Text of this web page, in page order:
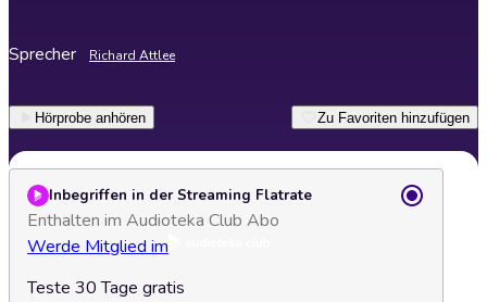
Sprecher Richard Attlee
Hörprobe anhören Zu Favoriten hinzufügen
Inbegriffen in der Streaming Flatrate
Enthalten im Audioteka Club Abo
Werde Mitglied im
Teste 30 Tage gratis